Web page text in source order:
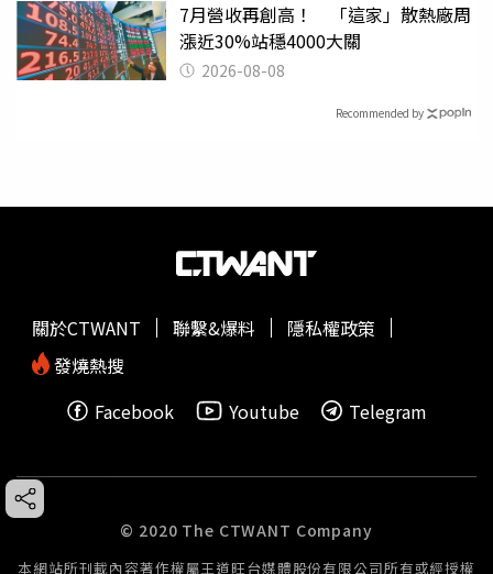
7月營收再創高！ 「這家」散熱廠周
漲近30%站穩4000大關
2026-08-08
Recommended by
關於CTWANT 聯繫&爆料
隱私權政策
發燒熱搜
Facebook
Youtube Telegram
© 2020 The CTWANT Company
本網站所刊載內容著作權屬王道旺台媒體股份有限公司所有或經授權